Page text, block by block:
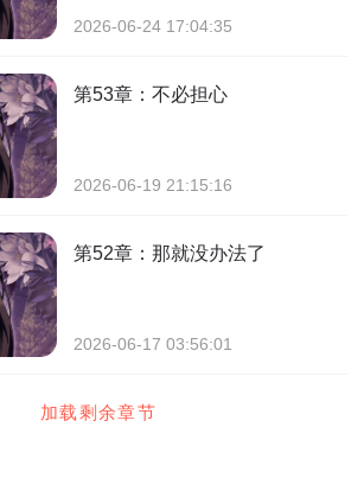
2026-06-24 17:04:35
第53章：不必担心
2026-06-19 21:15:16
第52章：那就没办法了
2026-06-17 03:56:01
加载剩余章节